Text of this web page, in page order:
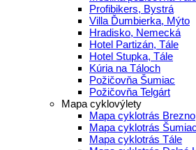
Profibikers, Bystrá
Villa Ďumbierka, Mýto
Hradisko, Nemecká
Hotel Partizán, Tále
Hotel Stupka, Tále
Kúria na Táloch
Požičovňa Šumiac
Požičovňa Telgárt
Mapa cyklovýlety
Mapa cyklotrás Brezno
Mapa cyklotrás Šumiac
Mapa cyklotrás Tále